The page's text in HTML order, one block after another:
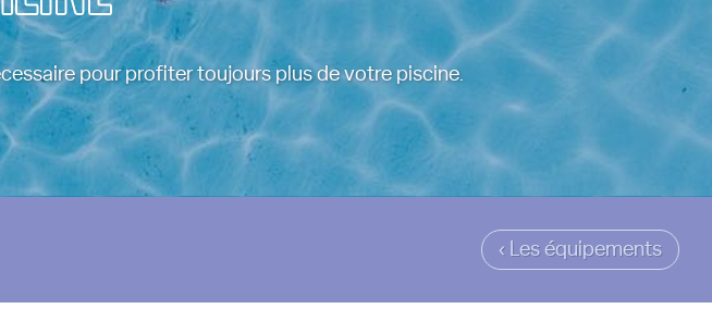
pour profiter toujours plus de votre piscine.
‹ Les équipements